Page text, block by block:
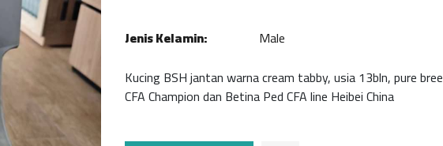
Jenis Kelamin:
Male
Kucing BSH jantan warna cream tabby, usia 13bln, pure
CFA Champion dan Betina Ped CFA line Heibei China